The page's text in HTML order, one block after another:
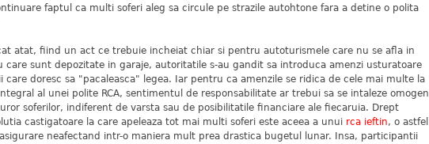
faptul ca multi soferi aleg sa circule pe strazile autohtone fara a detine o polita
atat, fiind un act ce trebuie incheiat chiar si pentru autoturismele care nu se afla in
care sunt depozitate in garaje, autoritatile s-au gandit sa introduca amenzi usturatoare
care doresc sa "pacaleasca" legea. Iar pentru ca amenzile se ridica de cele mai multe la
al unei polite RCA, sentimentul de responsabilitate ar trebui sa se intaleze omogen
soferilor, indiferent de varsta sau de posibilitatile financiare ale fiecaruia. Drept
castigatoare la care apeleaza tot mai multi soferi este aceea a unui rca ieftin, o astfel
neafectand intr-o maniera mult prea drastica bugetul lunar. Insa, participantii